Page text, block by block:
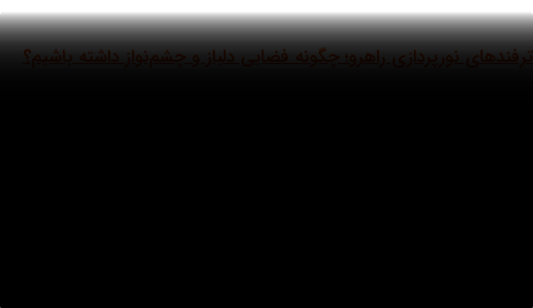
نورپردازی راهرو؛ چگونه فضایی دلباز و چشم‌نواز داشته باشیم؟